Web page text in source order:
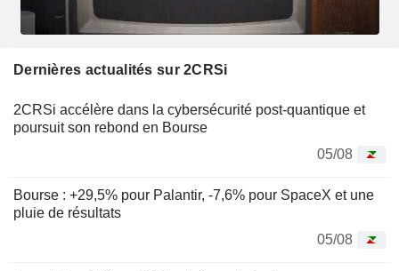
Dernières actualités sur 2CRSi
2CRSi accélère dans la cybersécurité post-quantique et
poursuit son rebond en Bourse
05/08
Bourse : +29,5% pour Palantir, -7,6% pour SpaceX et une
pluie de résultats
05/08